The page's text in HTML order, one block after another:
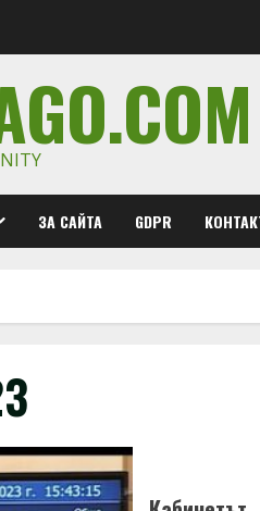
ЗА САЙТА GDPR